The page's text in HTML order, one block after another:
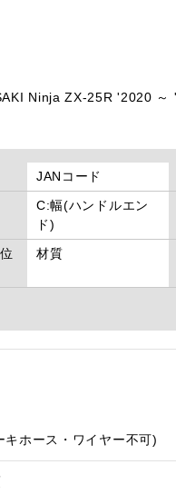
Ninja ZX-25R '2020 ～
JANコード
C:幅(ハンドルエン
ド)
材質
ホース・ワイヤー不可)